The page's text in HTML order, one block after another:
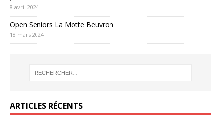
8 avril 2024
Open Seniors La Motte Beuvron
18 mars 2024
ARTICLES RÉCENTS